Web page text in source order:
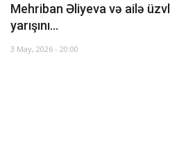
Mehriban Əliyeva və ailə
yarışını...
3 May, 2026 - 20:00